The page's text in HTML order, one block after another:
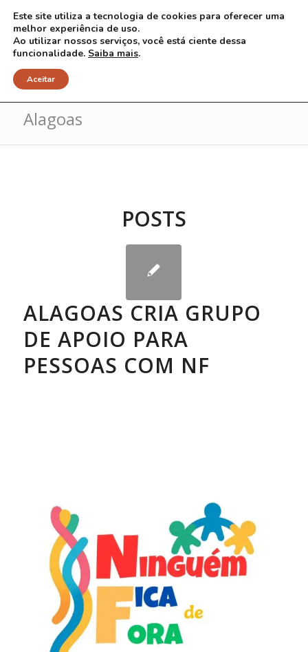
Arquivo para Tag: Associação de
Alagoas
POSTS
ALAGOAS CRIA GRUPO
DE APOIO PARA
PESSOAS COM NF
Este site utiliza a tecnologia de cookies para oferecer uma
melhor experiência de uso.
Ao utilizar nossos serviços, você está ciente dessa
funcionalidade. Saiba mais.
Aceitar